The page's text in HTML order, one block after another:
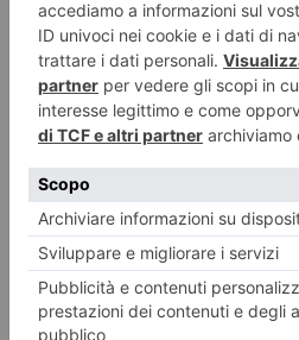
Associazioni “Venezuela in
Onlus” e “AiresVen”
Attraverso due incontri, il cineforum
sarà presentato il docufilm di
socialismo magico” e il convegno del
le associazioni desiderano far
sta attraversando il Paese